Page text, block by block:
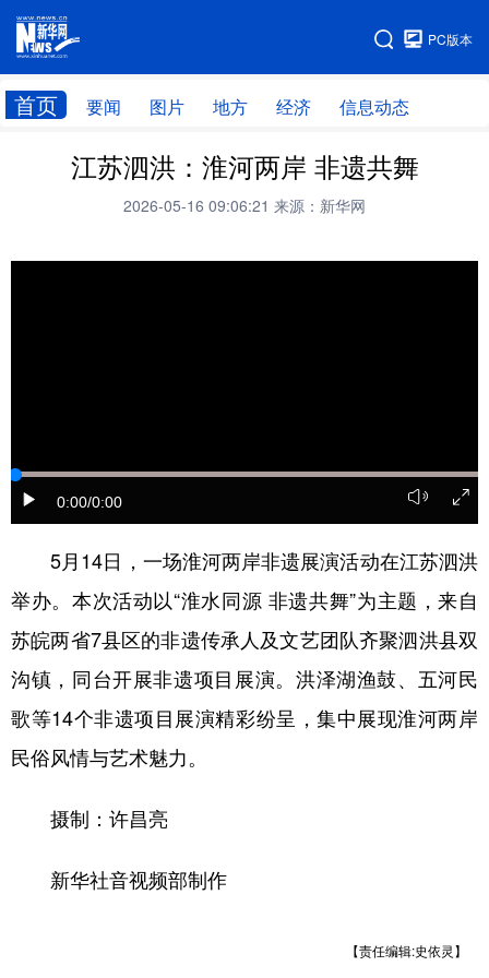
PC版本
首页 要闻 图片 地方 经济 信息动态
网站地图
首页 学习进行时
江苏泗洪：淮河两岸 非遗共舞
2026-05-16 09:06:21 来源：新华网
0:00/0:00
5月14日，一场淮河两岸非遗展演活动在江苏泗洪
举办。本次活动以“淮水同源 非遗共舞”为主题，来自
苏皖两省7县区的非遗传承人及文艺团队齐聚泗洪县双
沟镇，同台开展非遗项目展演。洪泽湖渔鼓、五河民
歌等14个非遗项目展演精彩纷呈，集中展现淮河两岸
民俗风情与艺术魅力。
摄制：许昌亮
新华社音视频部制作
【责任编辑:史依灵】